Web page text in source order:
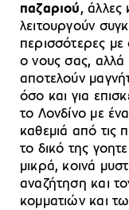
παζαριού, άλλες
λειτουργούν
περισσότερες με
ο νους σας, αλλά
αποτελούν
όσο και για
το Λονδίνο με ένα
καθεμιά από τις
το δικό της
μικρά, κοινά
αναζήτηση και
κομματιών και